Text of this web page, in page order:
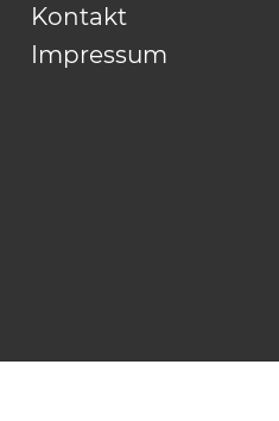
Kontakt
Impressum